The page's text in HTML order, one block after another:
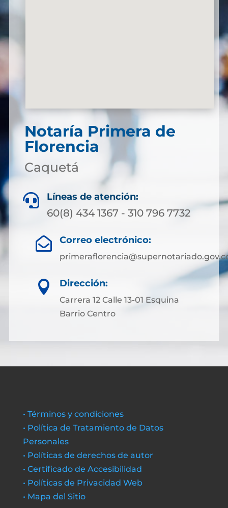
Notaría Primera de
Florencia
Caquetá
 Líneas de atención:
60(8) 434 1367 - 310 796 7732
 Correo electrónico:
 Dirección:
Carrera 12 Calle 13-01 Esquina
Barrio Centro
• Términos y condiciones
• Política de Tratamiento de Datos
Personales
• Políticas de derechos de autor
• Certificado de Accesibilidad
• Políticas de Privacidad Web
• Mapa del Sitio